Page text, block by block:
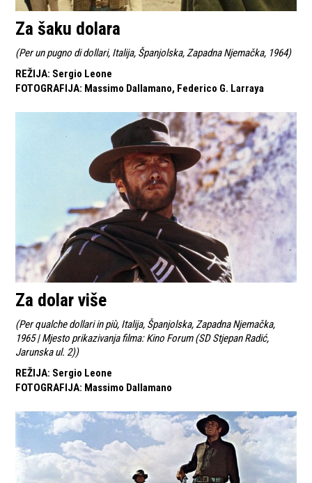
Za šaku dolara
(Per un pugno di dollari, Italija, Španjolska, Zapadna Njemačka, 1964)
REŽIJA: Sergio Leone
FOTOGRAFIJA: Massimo Dallamano, Federico G. Larraya
Za dolar više
(Per qualche dollari in più, Italija, Španjolska, Zapadna Njemačka,
1965 | Mjesto prikazivanja filma: Kino Forum (SD Stjepan Radić,
Jarunska ul. 2))
REŽIJA: Sergio Leone
FOTOGRAFIJA: Massimo Dallamano